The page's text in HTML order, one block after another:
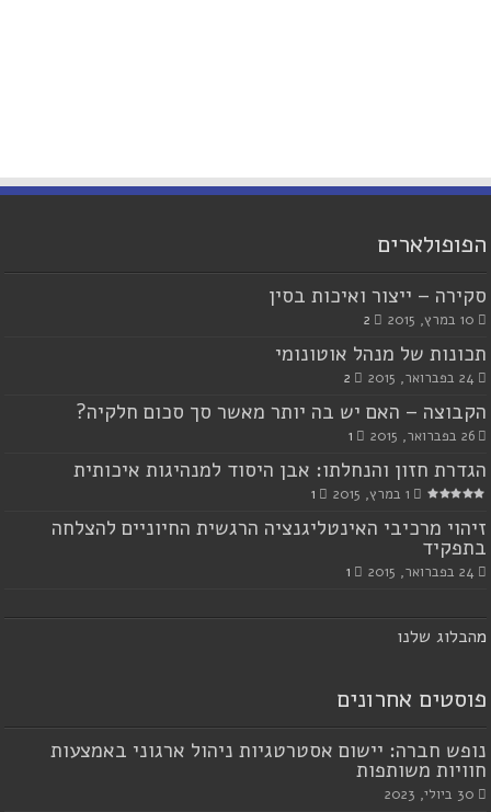
הפופולארים
סקירה – ייצור ואיכות בסין
10 במרץ, 2015 2
תכונות של מנהל אוטונומי
24 בפברואר, 2015 2
הקבוצה – האם יש בה יותר מאשר סך סכום חלקיה?
26 בפברואר, 2015 1
הגדרת חזון והנחלתו: אבן היסוד למנהיגות איכותית
1 במרץ, 2015 1
זיהוי מרכיבי האינטליגנציה הרגשית החיוניים להצלחה
בתפקיד
24 בפברואר, 2015 1
מהבלוג שלנו
פוסטים אחרונים
נופש חברה: יישום אסטרטגיות ניהול ארגוני באמצעות
חוויות משותפות
30 ביולי, 2023